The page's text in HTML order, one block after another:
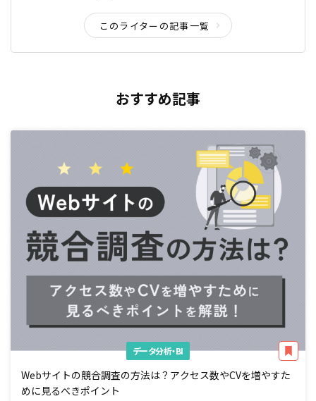
このライターの記事一覧
おすすめ記事
データ分析・BI
Webサイトの競合調査の方法は？アクセス数やCVを増やすた
めに見るべきポイント